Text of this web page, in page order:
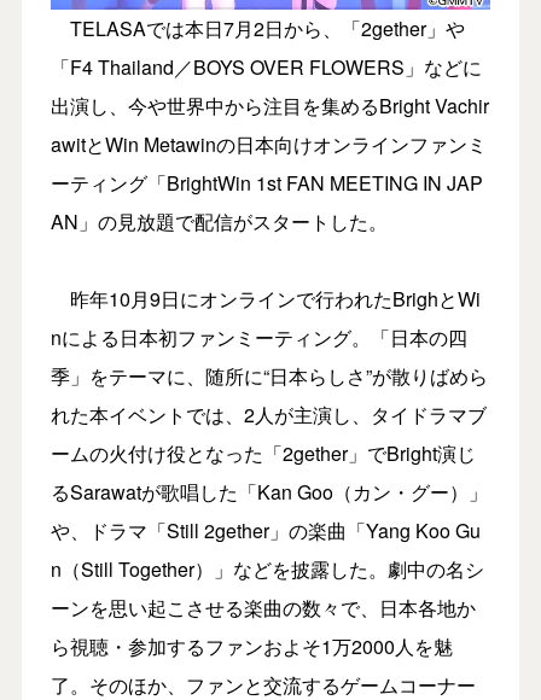
TELASAでは本日7月2日から、「2gether」や
「F4 Thailand／BOYS OVER FLOWERS」などに
出演し、今や世界中から注目を集めるBright Vachir
awitとWin Metawinの日本向けオンラインファンミ
ーティング「BrightWin 1st FAN MEETING IN JAP
AN」の見放題で配信がスタートした。
昨年10月9日にオンラインで行われたBrighとWi
nによる日本初ファンミーティング。「日本の四
季」をテーマに、随所に“日本らしさ”が散りばめら
れた本イベントでは、2人が主演し、タイドラマブ
ームの火付け役となった「2gether」でBright演じ
るSarawatが歌唱した「Kan Goo（カン・グー）」
や、ドラマ「Still 2gether」の楽曲「Yang Koo Gu
n（Still Together）」などを披露した。劇中の名シ
ーンを思い起こさせる楽曲の数々で、日本各地か
ら視聴・参加するファンおよそ1万2000人を魅
了。そのほか、ファンと交流するゲームコーナー